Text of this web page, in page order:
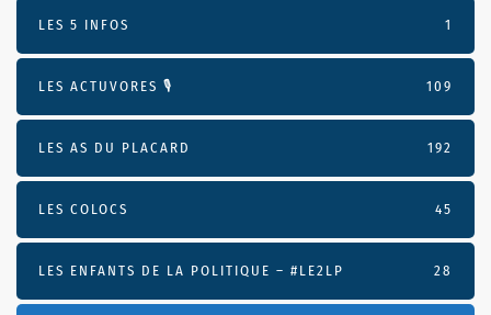
LES 5 INFOS 1
LES ACTUVORES 🎙 109
LES AS DU PLACARD 192
LES COLOCS 45
LES ENFANTS DE LA POLITIQUE – #LE2LP 28